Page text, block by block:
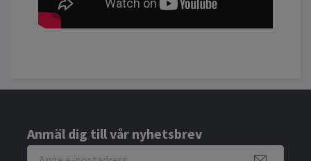
Anmäl dig till vår nyhetsbrev